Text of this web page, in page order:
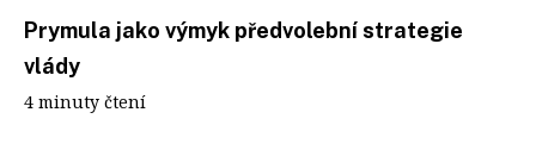
Prymula jako výmyk předvolební strategie
vlády
4 minuty čtení